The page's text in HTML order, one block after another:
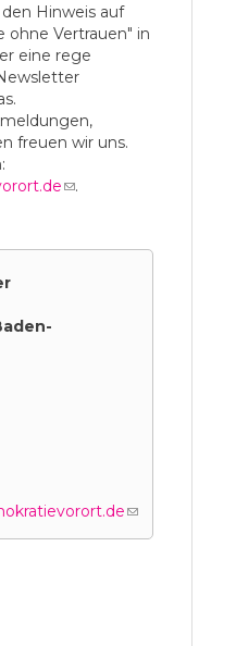
Hinweis auf
ohne Vertrauen" in
eine rege
freuen wir uns.
(link sends e-
.
(link
sends